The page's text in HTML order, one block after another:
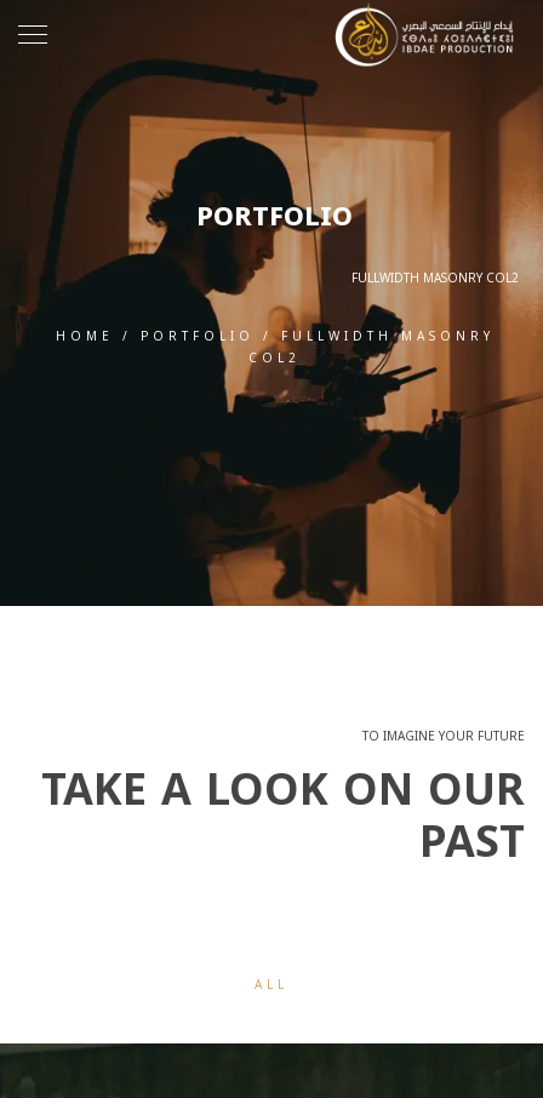
PORTFOLIO
FULLWIDTH MASONRY COL2
HOME / PORTFOLIO /FULLWIDTH MASONRY
COL2
TO IMAGINE YOUR FUTURE
TAKE A LOOK ON OUR
PAST
ALL